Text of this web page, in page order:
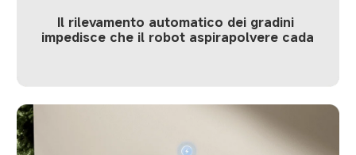
Il rilevamento automatico dei gradini
impedisce che il robot aspirapolvere cada